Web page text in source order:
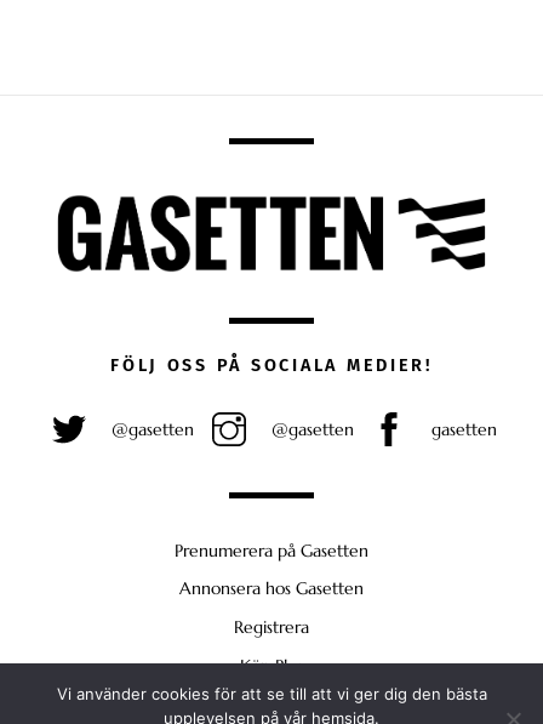
FÖLJ OSS PÅ SOCIALA MEDIER!
@gasetten @gasetten gasetten
Prenumerera på Gasetten
Annonsera hos Gasetten
Registrera
Köp Plus
Vi använder cookies för att se till att vi ger dig den bästa
upplevelsen på vår hemsida.